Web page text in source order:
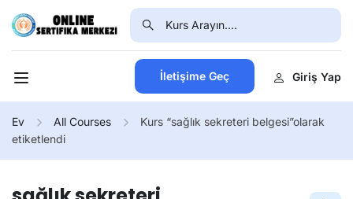
İletişime Geç Giriş Yap
Ev All Courses
Kurs “sağlık sekreteri belgesi”olarak
etiketlendi